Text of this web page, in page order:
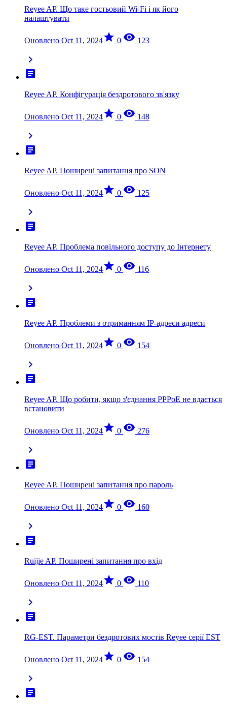
Reyee AP. Що таке гостьовий Wi-Fi і як його
налаштувати
Оновлено Oct 11, 2024star 0 visibility 123
chevron_right
article
Reyee AP. Конфігурація бездротового зв'язку
Оновлено Oct 11, 2024star 0 visibility 148
chevron_right
article
Reyee AP. Поширені запитання про SON
Оновлено Oct 11, 2024star 0 visibility 125
chevron_right
article
Reyee AP. Проблема повільного доступу до Інтернету
Оновлено Oct 11, 2024star 0 visibility 116
chevron_right
article
Reyee AP. Проблеми з отриманням IP-адреси адреси
Оновлено Oct 11, 2024star 0 visibility 154
chevron_right
article
Reyee AP. Що робити, якщо з'єднання PPPoE не вдається
встановити
Оновлено Oct 11, 2024star 0 visibility 276
chevron_right
article
Reyee AP. Поширені запитання про пароль
Оновлено Oct 11, 2024star 0 visibility 160
chevron_right
article
Ruijie AP. Поширені запитання про вхід
Оновлено Oct 11, 2024star 0 visibility 110
chevron_right
article
RG-EST. Параметри бездротових мостів Reyee серії EST
Оновлено Oct 11, 2024star 0 visibility 154
chevron_right
article